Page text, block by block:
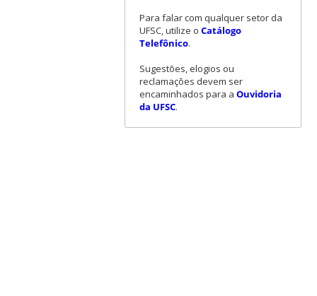
Para falar com qualquer setor da
UFSC, utilize o Catálogo
Telefônico.
Sugestões, elogios ou
reclamações devem ser
encaminhados para a Ouvidoria
da UFSC.